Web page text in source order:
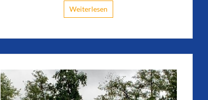
Weiterlesen